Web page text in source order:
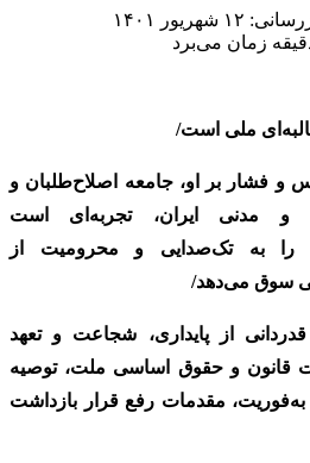
شهریور ۱۴۰۱
ملی است/
و فشار بر او، جامعه اصلاح‌طلبان و
و مدنی ایران، تجربه‌ای است
به تک‌صدایی و محرومیت از
سوق می‌دهد/
از پایداری، شجاعت و تعهد
قانون و حقوق اساسی ملت، توصیه
مقدمات رفع قرار بازداشت